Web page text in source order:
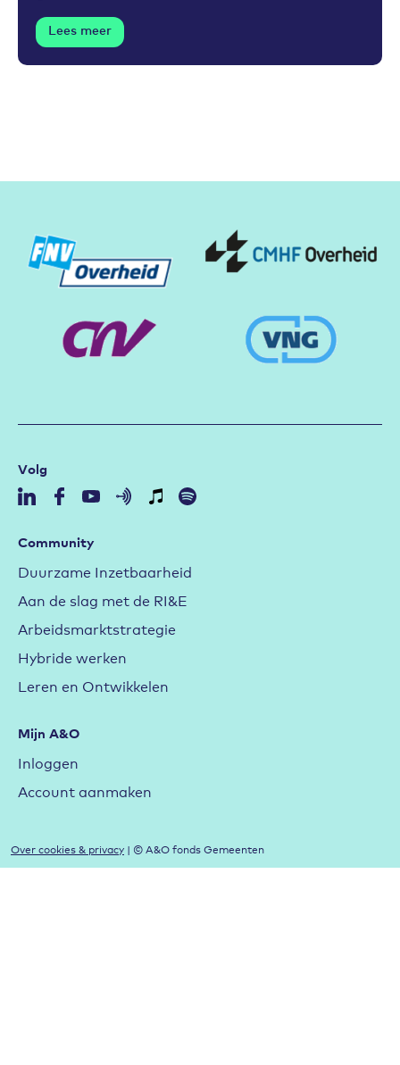
Lees meer
Partners
Volg
Community
Duurzame Inzetbaarheid
Aan de slag met de RI&E
Arbeidsmarktstrategie
Hybride werken
Leren en Ontwikkelen
Mijn A&O
Inloggen
Account aanmaken
Over cookies & privacy | © A&O fonds Gemeenten